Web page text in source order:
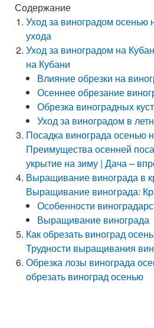
Содержание
Уход за виноградом осенью
ухода
Уход за виноградом на
на Кубани
Влияние обрезки на
Осеннее обрезание
Обрезка виноградных
Уход за виноградом в
Посадка винограда осенью
Преимущества осенней
укрытие на зиму | Дача –
Выращивание винограда в
Выращивание винограда:
Особенности
Выращивание винограда
Как обрезать виноград
Трудности выращивания
Обрезка лозы винограда
обрезать виноград осенью